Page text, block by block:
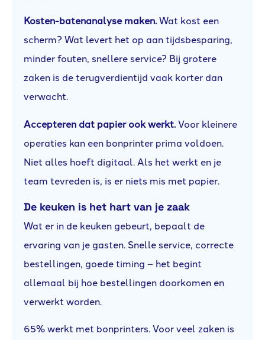
Kosten-batenanalyse maken.Wat kost een
scherm? Wat levert het op aan tijdsbesparing,
minder fouten, snellere service? Bij grotere
zaken is de terugverdientijd vaak korter dan
verwacht.
Accepteren dat papier ook werkt.Voor kleinere
operaties kan een bonprinter prima voldoen.
Niet alles hoeft digitaal. Als het werkt en je
team tevreden is, is er niets mis met papier.
De keuken is het hart van je zaak
Wat er in de keuken gebeurt, bepaalt de
ervaring van je gasten. Snelle service, correcte
bestellingen, goede timing – het begint
allemaal bij hoe bestellingen doorkomen en
verwerkt worden.
65% werkt met bonprinters. Voor veel zaken is